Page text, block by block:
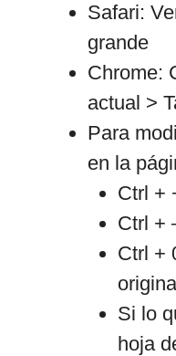
Safari:
grande
Chrome:
actual >
Para
en la
Ctrl +
Ctrl +
Ctrl +
Si lo
hoja